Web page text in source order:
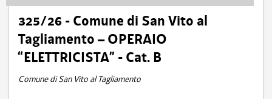
325/26 - Comune di San Vito al
Tagliamento – OPERAIO
“ELETTRICISTA” - Cat. B
Comune di San Vito al Tagliamento